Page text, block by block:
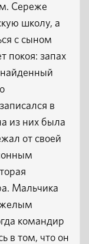
Сереже
школу, а
с сыном
покоя: запах
найденный
в
из них была
от своей
Мальчика
командир
в том, что он